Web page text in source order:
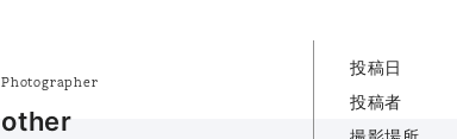
Photographer
other
投稿日
投稿者